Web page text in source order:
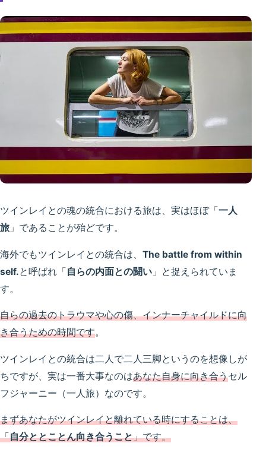
ツインレイとの魂の統合における旅は、実はほぼ「一人
旅 」であることが殆どです。
海外でもツインレイとの統合は、 The battle from within
self.と呼ばれ「自らの内面との闘い 」と捉えられていま
す。
自らの過去のトラウマや心の傷、インナーチャイルドに向
き合うための時間です。
ツインレイとの統合は二人で二人三脚というのを想像しが
ちですが、実は一番大事なのはあなた自身に向き合うセル
フジャーニー（一人旅）なのです。
まずあなたがツインレイと離れている時にすることは、
「自分ととことん向き合うこと」です。